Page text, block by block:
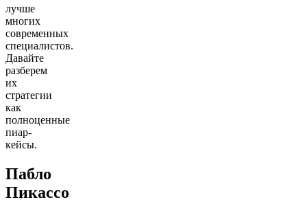
лучше
многих
современных
специалистов.
Давайте
разберем
их
стратегии
как
полноценные
пиар-
кейсы.
Пабло
Пикассо